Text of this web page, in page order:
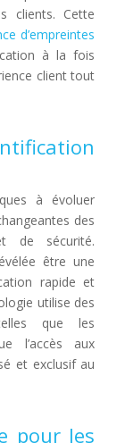
clients. Cette
d’empreintes
à la fois
client tout
à évoluer
des
de sécurité.
être une
rapide et
utilise des
que les
l’accès aux
et exclusif au
pour les